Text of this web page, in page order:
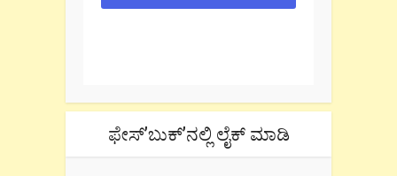
ಫೇಸ್’ಬುಕ್’ನಲ್ಲಿ ಲೈಕ್ ಮಾಡಿ